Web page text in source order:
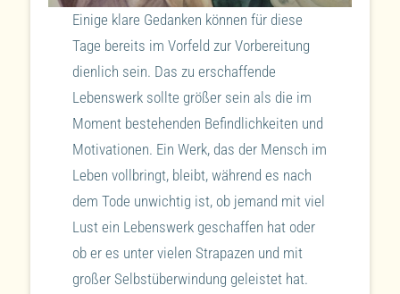
Einige klare Gedanken können für diese
Tage bereits im Vorfeld zur Vorbereitung
dienlich sein. Das zu erschaffende
Lebenswerk sollte größer sein als die im
Moment bestehenden Befindlichkeiten und
Motivationen. Ein Werk, das der Mensch im
Leben vollbringt, bleibt, während es nach
dem Tode unwichtig ist, ob jemand mit viel
Lust ein Lebenswerk geschaffen hat oder
ob er es unter vielen Strapazen und mit
großer Selbstüberwindung geleistet hat.